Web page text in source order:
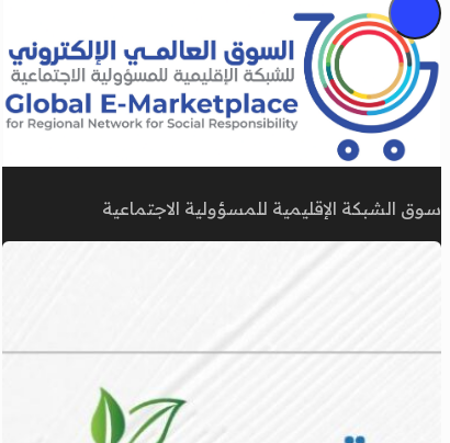
سوق الشبكة الإقليمية للمسؤولية الاجتماعية